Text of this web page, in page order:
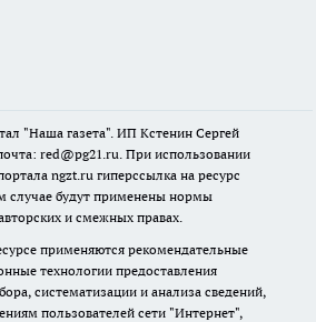
"Наша газета". ИП Кстенин Сергей
red@pg21.ru. При использовании
ngzt.ru гиперссылка на ресурс
случае будут применены нормы
и смежных правах.
применяются рекомендательные
технологии предоставления
систематизации и анализа сведений,
пользователей сети "Интернет",